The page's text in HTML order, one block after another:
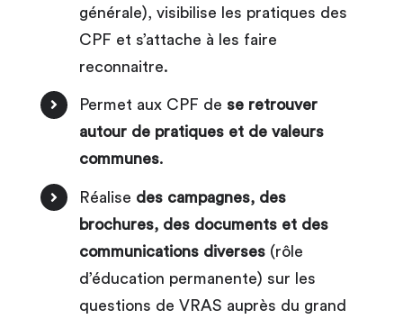
générale), visibilise les pratiques des
CPF et s’attache à les faire
reconnaitre.
Permet aux CPF de se retrouver
autour de pratiques et de valeurs
communes.
Réalise des campagnes, des
brochures, des documents et des
communications diverses(rôle
d’éducation permanente) sur les
questions de VRAS auprès du grand